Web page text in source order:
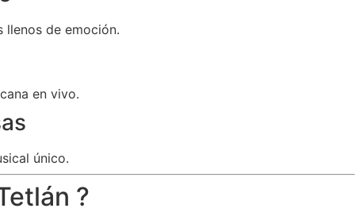
llenos de emoción.
en vivo.
único.
?